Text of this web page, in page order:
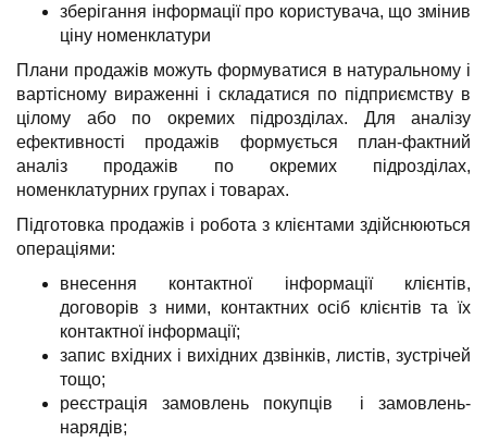
зберігання інформації про користувача, що змінив
ціну номенклатури
Плани продажів можуть формуватися в натуральному і
вартісному вираженні і складатися по підприємству в
цілому або по окремих підрозділах. Для аналізу
ефективності продажів формується план-фактний
аналіз продажів по окремих підрозділах,
номенклатурних групах і товарах.
Підготовка продажів і робота з клієнтами здійснюються
операціями:
внесення контактної інформації клієнтів,
договорів з ними, контактних осіб клієнтів та їх
контактної інформації;
запис вхідних і вихідних дзвінків, листів, зустрічей
тощо;
реєстрація замовлень покупців і замовлень-
нарядів;